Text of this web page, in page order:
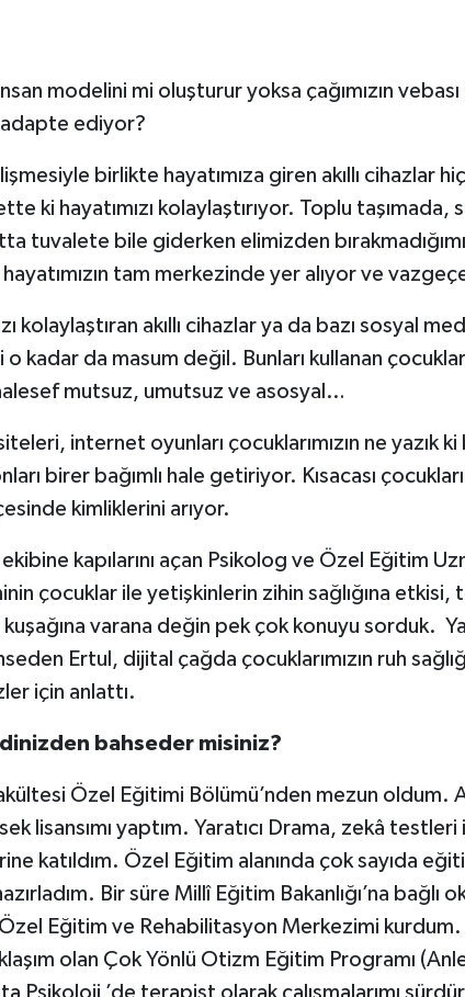
modelini mi oluşturur yoksa çağımızın
ediyor?
birlikte hayatımıza giren akıllı cihazlar
ki hayatımızı kolaylaştırıyor. Toplu taşımada,
tuvalete bile giderken elimizden
tam merkezinde yer alıyor ve
kolaylaştıran akıllı cihazlar ya da bazı sosyal
kadar da masum değil. Bunları kullanan
mutsuz, umutsuz ve asosyal…
internet oyunları çocuklarımızın ne yazık
birer bağımlı hale getiriyor. Kısacası
kimliklerini arıyor.
kapılarını açan Psikolog ve Özel Eğitim
çocuklar ile yetişkinlerin zihin sağlığına etkisi,
kuşağına varana değin pek çok konuyu sorduk.
Ertul, dijital çağda çocuklarımızın ruh
için anlattı.
bahseder misiniz?
Özel Eğitimi Bölümü’nden mezun oldum.
lisansımı yaptım. Yaratıcı Drama, zekâ
katıldım. Özel Eğitim alanında çok sayıda
Bir süre Millî Eğitim Bakanlığı’na bağlı
Eğitim ve Rehabilitasyon Merkezimi kurdum.
olan Çok Yönlü Otizm Eğitim Programı
Psikoloji ’de terapist olarak çalışmalarımı